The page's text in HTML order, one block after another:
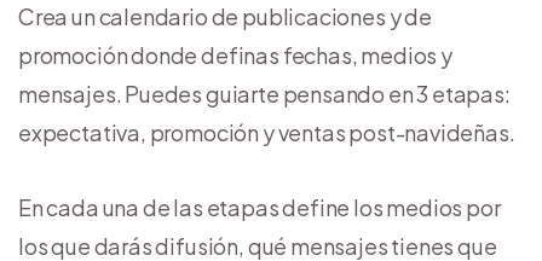
Crea un calendario de publicaciones y de
promoción donde definas fechas, medios y
mensajes. Puedes guiarte pensando en 3 etapas:
expectativa, promoción y ventas post-navideñas.
En cada una de las etapas define los medios por
los que darás difusión, qué mensajes tienes que